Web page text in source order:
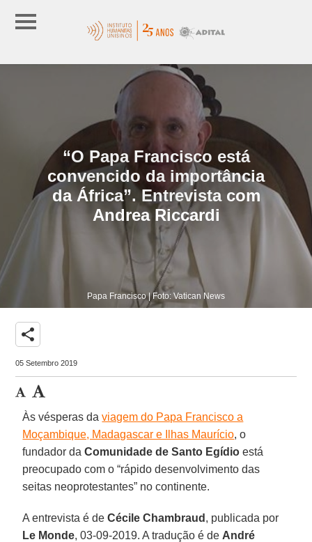
“O Papa Francisco está
convencido da importância
da África”. Entrevista com
Andrea Riccardi
Papa Francisco | Foto: Vatican News
share
05 Setembro 2019
Às vésperas daviagem do Papa Francisco a
Moçambique, Madagascar e Ilhas Maurício, o
fundador daComunidade de Santo Egídio está
preocupado com o “rápido desenvolvimento das
seitas neoprotestantes” no continente.
A entrevista é deCécile Chambraud , publicada por
Le Monde, 03-09-2019. A tradução é de André